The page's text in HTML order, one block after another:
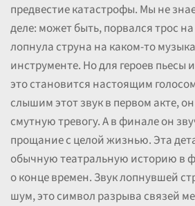
предвестие катастрофы. Мы не
деле: может быть, порвался трос
лопнула струна на каком-то
инструменте. Но для героев пьесы
это становится настоящим
слышим этот звук в первом акте,
смутную тревогу. А в финале он
прощание с целой жизнью. Эта
обычную театральную историю в
о конце времен. Звук лопнувшей
шум, это символ разрыва связей